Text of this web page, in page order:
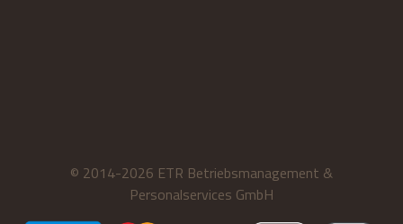
© 2014-2026 ETR Betriebsmanagement &
Personalservices GmbH